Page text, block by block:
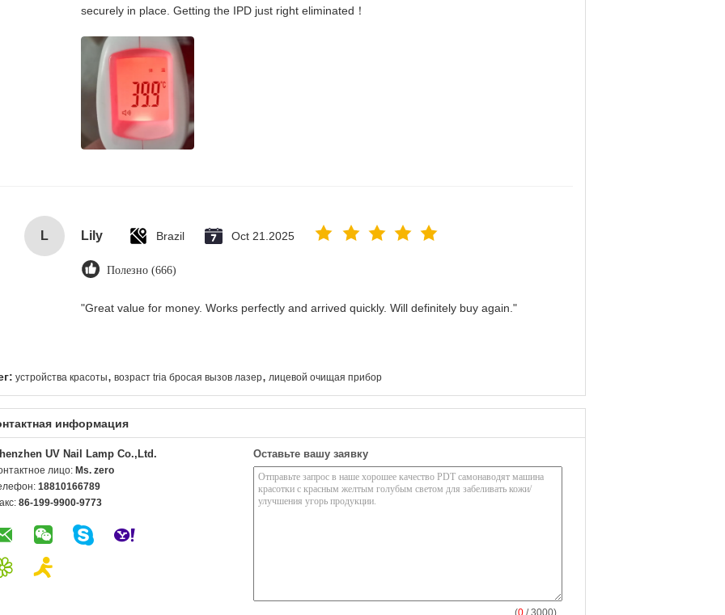
securely in place. Getting the IPD just right eliminated！
L Lily Brazil Oct 21.2025
Полезно (666)
"Great value for money. Works perfectly and arrived quickly. Will definitely buy again."
устройства красоты, возраст tria бросая вызов лазер, лицевой очищая прибор
информация
UV Nail Lamp Co.,Ltd.
лицо: Ms. zero
18810166789
86-199-9900-9773
Оставьте вашу заявку
(0 / 3000)